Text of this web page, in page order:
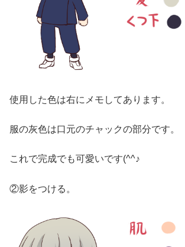
使用した色は右にメモしてあります。
服の灰色は口元のチャックの部分です。
これで完成でも可愛いです(^^♪
②影をつける。